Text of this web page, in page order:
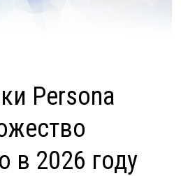
Persona
в 2026 году